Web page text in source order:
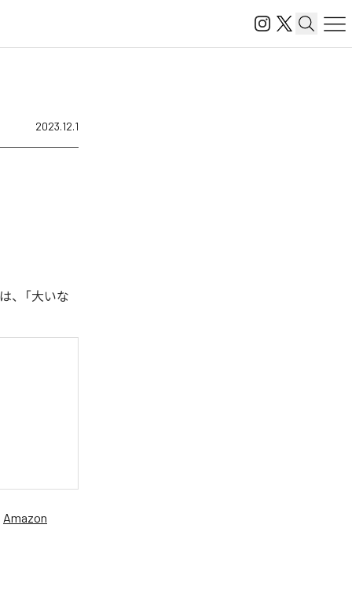
2023.12.1
、「大いな
Amazon